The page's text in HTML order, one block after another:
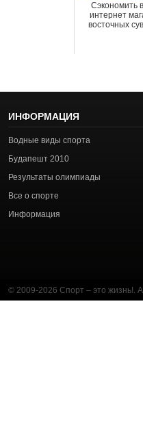
Сэкономить
интернет
восточных
ИНФОРМАЦИЯ
Водные виды спорта
Будапешт 2010
Результаты олимпиады
Все о спорте
Информация
© 2009-2026 Спорт – это жизнь!.